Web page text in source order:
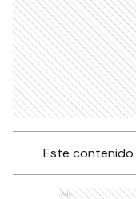
Este
Ads